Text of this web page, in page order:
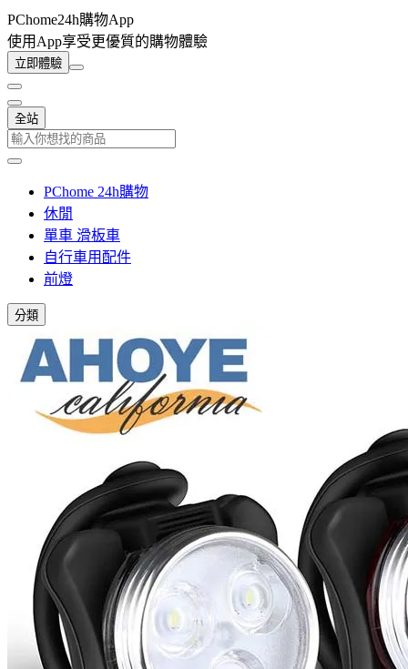
PChome24h購物App
使用App享受更優質的購物體驗
立即體驗
全站
PChome 24h購物
休閒
單車 滑板車
自行車用配件
前燈
分類